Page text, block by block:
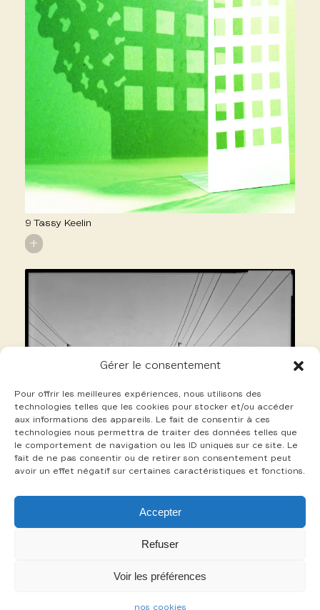
Gérer le consentement
Pour offrir les meilleures expériences, nous utilisons des
technologies telles que les cookies pour stocker et/ou accéder
aux informations des appareils. Le fait de consentir à ces
technologies nous permettra de traiter des données telles que
le comportement de navigation ou les ID uniques sur ce site. Le
fait de ne pas consentir ou de retirer son consentement peut
avoir un effet négatif sur certaines caractéristiques et fonctions.
Accepter
Refuser
Voir les préférences
nos cookies
9 Tassy Keelin
+